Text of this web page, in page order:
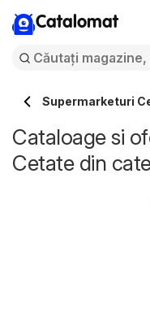
Catalomat
Supermarketuri
Cataloage si
Cetate din